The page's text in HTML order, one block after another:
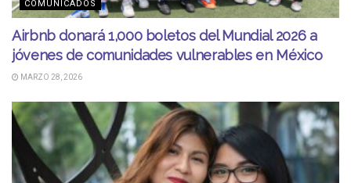
COMUNICADOS
Airbnb donará 1,000 boletos del Mundial 2026 a
jóvenes de comunidades vulnerables en México
MARZO 28, 2026